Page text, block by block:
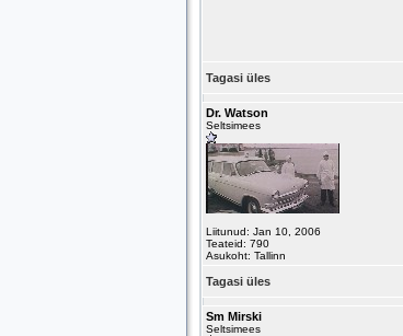
Tagasi üles
Dr. Watson
Seltsimees
Liitunud: Jan 10, 2006
Teateid: 790
Asukoht: Tallinn
Tagasi üles
Sm Mirski
Seltsimees